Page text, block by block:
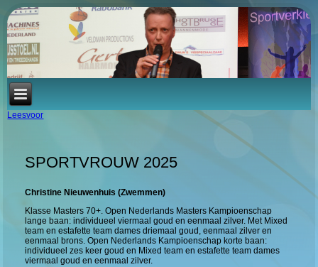
Leesvoor
SPORTVROUW 2025
Christine Nieuwenhuis (Zwemmen)
Klasse Masters 70+. Open Nederlands Masters Kampioenschap
lange baan: individueel viermaal goud en eenmaal zilver. Met Mixed
team en estafette team dames driemaal goud, eenmaal zilver en
eenmaal brons. Open Nederlands Kampioenschap korte baan:
individueel zes keer goud en Mixed team en estafette team dames
viermaal goud en eenmaal zilver.